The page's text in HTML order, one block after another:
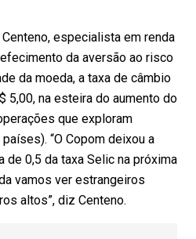
especialista em renda
da aversão ao risco
da moeda, a taxa de câmbio
5,00, na esteira do aumento do
que exploram
“O Copom deixou a
de 0,5 da taxa Selic na próxima
vamos ver estrangeiros
altos”, diz Centeno.